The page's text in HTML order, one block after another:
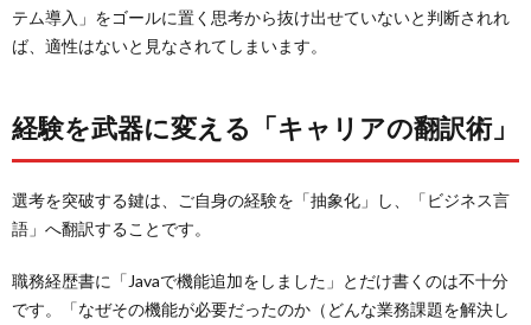
テム導入」をゴールに置く思考から抜け出せていないと判断されれ
ば、適性はないと見なされてしまいます。
経験を武器に変える「キャリアの翻訳術」
選考を突破する鍵は、ご自身の経験を「抽象化」し、「ビジネス言
語」へ翻訳することです。
職務経歴書に「Javaで機能追加をしました」とだけ書くのは不十分
です。「なぜその機能が必要だったのか（どんな業務課題を解決し